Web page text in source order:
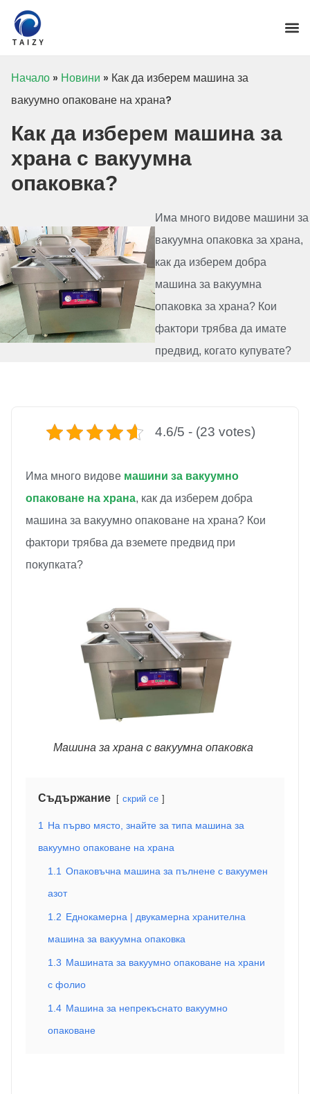
Начало » Новини » Как да изберем машина за
вакуумно опаковане на храна?
Как да изберем машина за
храна с вакуумна
опаковка?
Има много видове машини за
вакуумна опаковка за храна,
как да изберем добра
машина за вакуумна
опаковка за храна? Кои
фактори трябва да имате
предвид, когато купувате?
4.6/5 - (23 votes)
Има много видове машини за вакуумно
опаковане на храна, как да изберем добра
машина за вакуумно опаковане на храна? Кои
фактори трябва да вземете предвид при
покупката?
Машина за храна с вакуумна опаковка
Съдържание скрий се
1
На първо място, знайте за типа машина за
вакуумно опаковане на храна
1.1 Опаковъчна машина за пълнене с вакуумен
азот
1.2 Еднокамерна | двукамерна хранителна
машина за вакуумна опаковка
1.3 Машината за вакуумно опаковане на храни
с фолио
1.4 Машина за непрекъснато вакуумно
опаковане